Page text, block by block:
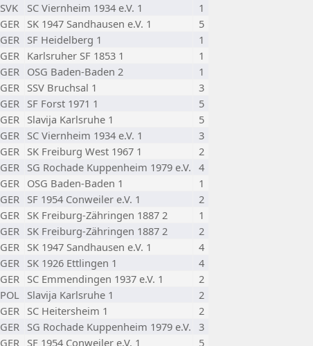
SVK SC Viernheim 1934 e.V. 1
1
GER SK 1947 Sandhausen e.V. 1
5
GER SF Heidelberg 1
1
GER Karlsruher SF 1853 1
1
GER OSG Baden-Baden 2
1
GER SSV Bruchsal 1
3
GER SF Forst 1971 1
5
GER Slavija Karlsruhe 1
5
GER SC Viernheim 1934 e.V. 1
3
GER SK Freiburg West 1967 1
2
GER SG Rochade Kuppenheim 1979 e.V. 4
GER OSG Baden-Baden 1
1
GER SF 1954 Conweiler e.V. 1
2
GER SK Freiburg-Zähringen 1887 2
1
GER SK Freiburg-Zähringen 1887 2
2
GER SK 1947 Sandhausen e.V. 1
4
GER SK 1926 Ettlingen 1
4
GER SC Emmendingen 1937 e.V. 1
2
POL Slavija Karlsruhe 1
2
GER SC Heitersheim 1
2
GER SG Rochade Kuppenheim 1979 e.V. 3
GER SF 1954 Conweiler e.V. 1
5